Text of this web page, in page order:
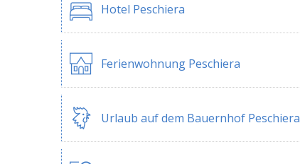
Hotel Peschiera
Ferienwohnung Peschiera
Urlaub auf dem Bauernhof Peschiera